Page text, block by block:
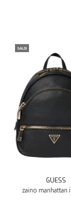
SALDI
GUESS
zaino manhattan